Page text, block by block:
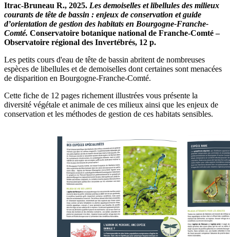
Itrac-Bruneau R., 2025. Les demoiselles et libellules des milieux
courants de tête de bassin : enjeux de conservation et guide
d’orientation de gestion des habitats en Bourgogne-Franche-
Comté. Conservatoire botanique national de Franche-Comté –
Observatoire régional des Invertébrés, 12 p.
Les petits cours d'eau de tête de bassin abritent de nombreuses
espèces de libellules et de demoiselles dont certaines sont menacées
de disparition en Bourgogne-Franche-Comté.
Cette fiche de 12 pages richement illustrées vous présente la
diversité végétale et animale de ces milieux ainsi que les enjeux de
conservation et les méthodes de gestion de ces habitats sensibles.